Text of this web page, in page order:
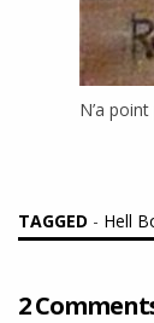
N’a
TAGGED - Hell
2